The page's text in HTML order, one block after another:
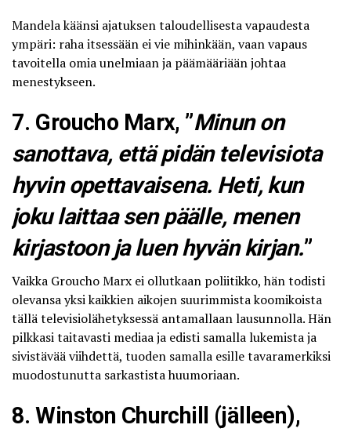
Mandela käänsi ajatuksen taloudellisesta vapaudesta
ympäri: raha itsessään ei vie mihinkään, vaan vapaus
tavoitella omia unelmiaan ja päämääriään johtaa
menestykseen.
7. Groucho Marx, ”Minun on
sanottava, että pidän televisiota
hyvin opettavaisena. Heti, kun
joku laittaa sen päälle, menen
kirjastoon ja luen hyvän kirjan.”
Vaikka Groucho Marx ei ollutkaan poliitikko, hän todisti
olevansa yksi kaikkien aikojen suurimmista koomikoista
tällä televisiolähetyksessä antamallaan lausunnolla. Hän
pilkkasi taitavasti mediaa ja edisti samallalukemista ja
sivistävää viihdettä, tuoden samalla esille tavaramerkiksi
muodostunutta sarkastista huumoriaan.
8. Winston Churchill (jälleen),